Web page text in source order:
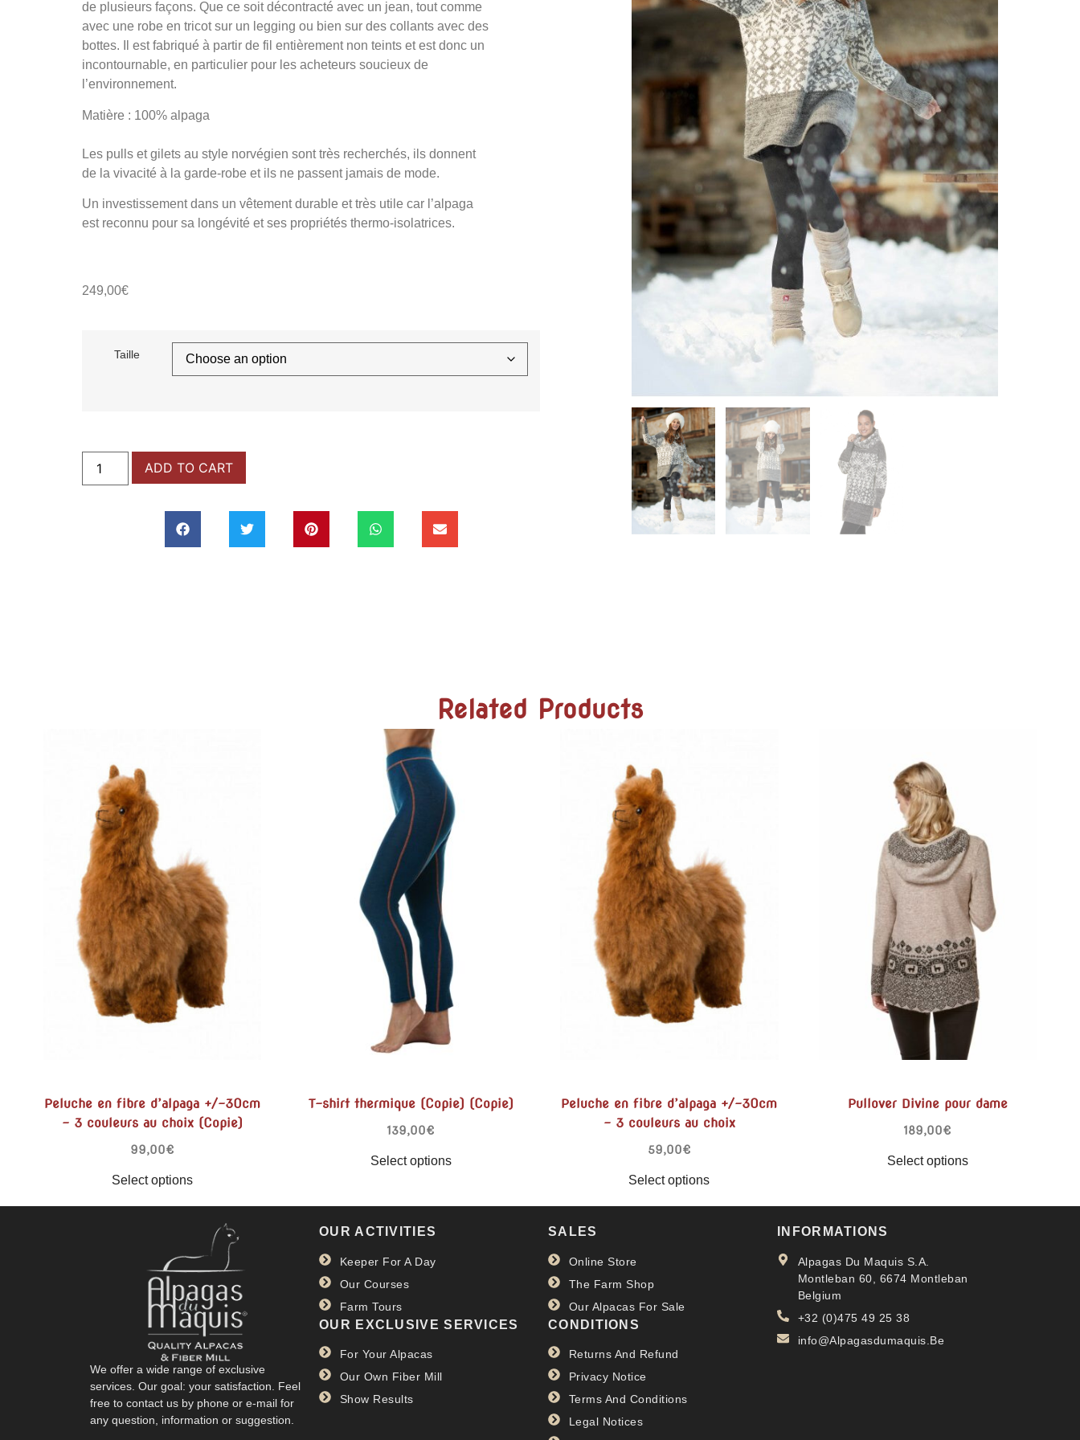
de plusieurs façons. Que ce soit décontracté avec un jean, tout comme
avec une robe en tricot sur un legging ou bien sur des collants avec des
bottes. Il est fabriqué à partir de fil entièrement non teints et est donc un
incontournable, en particulier pour les acheteurs soucieux de
l’environnement.
Matière : 100% alpaga
Les pulls et gilets au style norvégien sont très recherchés, ils donnent
de la vivacité à la garde-robe et ils ne passent jamais de mode.
Un investissement dans un vêtement durable et très utile car l’alpaga
est reconnu pour sa longévité et ses propriétés thermo-isolatrices.
249,00€
Taille
ADD TO CART
Related Products
Peluche en fibre d’alpaga +/-30cm
– 3 couleurs au choix (Copie)
99,00€
Select options
T-shirt thermique (Copie) (Copie)
139,00€
Select options
Peluche en fibre d’alpaga +/-30cm
– 3 couleurs au choix
59,00€
Select options
Pullover Divine pour dame
189,00€
Select options
We offer a wide range of exclusive
services. Our goal: your satisfaction. Feel
free to contact us by phone or e-mail for
any question, information or suggestion.
OUR ACTIVITIES
Keeper For A Day
Our Courses
Farm Tours
OUR EXCLUSIVE SERVICES
For Your Alpacas
Our Own Fiber Mill
Show Results
SALES
Online Store
The Farm Shop
Our Alpacas For Sale
CONDITIONS
Returns And Refund
Privacy Notice
Terms And Conditions
Legal Notices
INFORMATIONS
Alpagas Du Maquis S.A.
Montleban 60, 6674 Montleban
Belgium
+32 (0)475 49 25 38
info@Alpagasdumaquis.Be